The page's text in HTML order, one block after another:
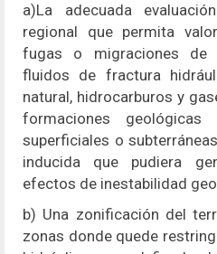
a)La adecuada
regional que permita
fugas o migraciones de
fluidos de fractura
natural, hidrocarburos y
formaciones
superficiales o
inducida que pudiera
efectos de inestabilidad
b) Una zonificación del
zonas donde quede